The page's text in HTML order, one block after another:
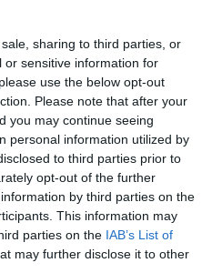
sharing to third parties, or
or sensitive information for
use the below opt-out
Please note that after your
you may continue seeing
personal information utilized by
to third parties prior to
opt-out of the further
by third parties on the
This information may
parties on the IAB’s List of
may further disclose it to other
a teljes melanocita sejt
fontos az McSC
folyamatos
megállapította,
átkapcsolás bizonyos
függ – amelyekről a sejtek
a tüsző kidudorodásában